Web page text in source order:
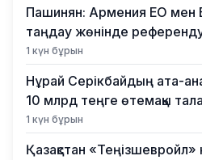
Пашинян: Армения ЕО мен
таңдау жөнінде
1 күн бұрын
Нұрай Серікбайдың ата-
10 млрд теңге өтемақы
1 күн бұрын
Қазақстан